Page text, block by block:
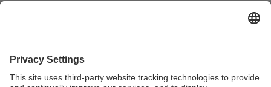
2022 Dr. Yuliia Kostkina
2023 Ridwan Amoako
2024 Diana Carolina Mignano